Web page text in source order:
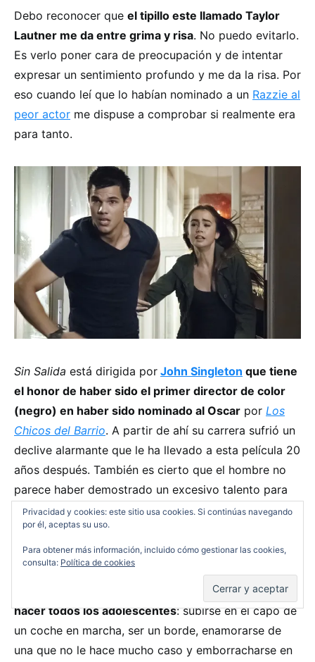
Debo reconocer que el tipillo este llamado Taylor
Lautner me da entre grima y risa. No puedo evitarlo.
Es verlo poner cara de preocupación y de intentar
expresar un sentimiento profundo y me da la risa. Por
eso cuando leí que lo habían nominado a un Razzie al
peor actor me dispuse a comprobar si realmente era
para tanto.
Sin Salida está dirigida por John Singleton que tiene
el honor de haber sido el primer director de color
(negro) en haber sido nominado al Oscar por Los
Chicos del Barrio. A partir de ahí su carrera sufrió un
declive alarmante que le ha llevado a esta película 20
años después. También es cierto que el hombre no
parece haber demostrado un excesivo talento para
mantener su filmografía libre de truños como el que
nos ocupa.
Vayamos al argumento de la película en cuestión.
Nathan es un adolescente que hace lo que suelen
hacer todos los adolescentes: subirse en el capó de
un coche en marcha, ser un borde, enamorarse de
una que no le hace mucho caso y emborracharse en
Privacidad y cookies: este sitio usa cookies. Si continúas navegando
por él, aceptas su uso.
Para obtener más información, incluido cómo gestionar las cookies,
consulta: Política de cookies